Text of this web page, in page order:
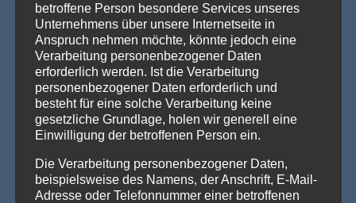
AKTUELLE NEWS
💡 Messehallen sind riesig, die Decken extrem hoch
– Wenn die Technik verschwindet und die Marken
strahlen – Traversenhussen
Traversenhussen: Die elegante Lösung für technische Konstruktionen
Wer hier einen [...]Weiterlesen »
Vom Gentlemen’s Club zum Eventhighlight – wie
GALACTICA den Chesterfield-Look neu erfindet
Die Stehtischhusse GALACTICA im Chesterfield Style bringt
den ikonischen Gentlemen’s-Club-Charme [...] Weiterlesen »
betroffene Person besondere Services unseres
Unternehmens über unsere Internetseite in
Anspruch nehmen möchte, könnte jedoch eine
Verarbeitung personenbezogener Daten
erforderlich werden. Ist die Verarbeitung
personenbezogener Daten erforderlich und
besteht für eine solche Verarbeitung keine
gesetzliche Grundlage, holen wir generell eine
Einwilligung der betroffenen Person ein.
Die Verarbeitung personenbezogener Daten,
beispielsweise des Namens, der Anschrift, E-Mail-
Adresse oder Telefonnummer einer betroffenen